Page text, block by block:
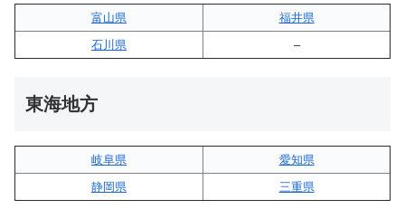
富山県
福井県
石川県
–
東海地方
岐阜県
愛知県
静岡県
三重県